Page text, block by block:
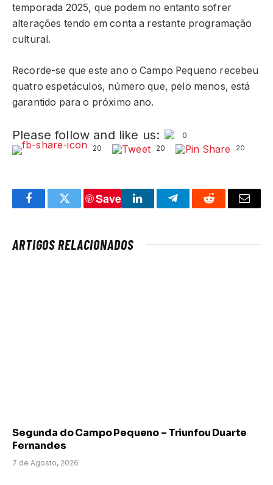
temporada 2025, que podem no entanto sofrer
alterações tendo em conta a restante programação
cultural.
Recorde-se que este ano o Campo Pequeno recebeu
quatro espetáculos, número que, pelo menos, está
garantido para o próximo ano.
Please follow and like us:
0
20
20 20
FacebookTwitter
Save
LinkedInTelegramReddit Email
ARTIGOS RELACIONADOS
Segunda do Campo Pequeno – Triunfou Duarte
Fernandes
7 de Agosto, 2026